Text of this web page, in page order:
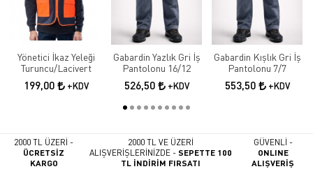
Yönetici İkaz Yeleği
Turuncu/Lacivert
199,00 +KDV
Gabardin Yazlık Gri İş
Pantolonu 16/12
526,50 +KDV
Gabardin Kışlık Gri İş
Pantolonu 7/7
553,50 +KDV
2000 TL ÜZERİ -
ÜCRETSİZ
KARGO
2000 TL VE ÜZERİ
ALIŞVERİŞLERİNİZDE -SEPETTE 100
TL İNDİRİM FIRSATI
GÜVENLİ -
ONLINE
ALIŞVERİŞ